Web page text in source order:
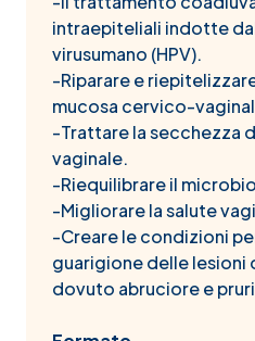
intraepiteliali indotte
virusumano (HPV).
-Riparare e
mucosa cervico-
-Trattare la secchezza
vaginale.
-Riequilibrare il
-Migliorare la salute
-Creare le condizioni
guarigione delle lesioni
dovuto abruciore e